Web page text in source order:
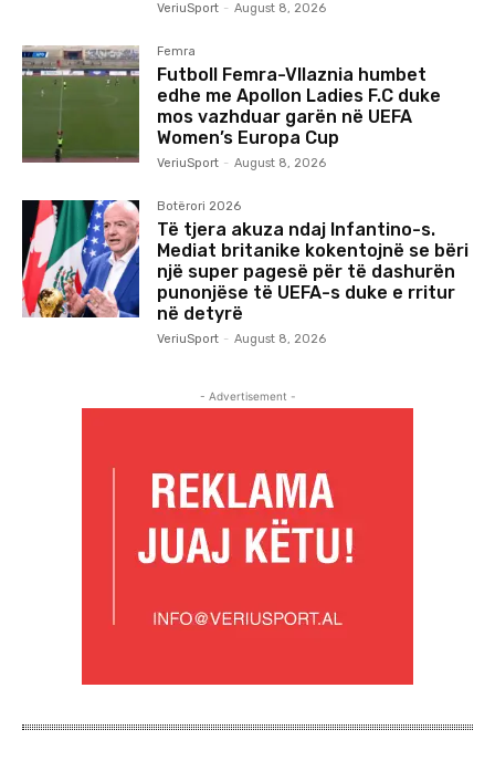
VeriuSport - August 8, 2026
Femra
Futboll Femra-Vllaznia humbet
edhe me Apollon Ladies F.C duke
mos vazhduar garën në UEFA
Women’s Europa Cup
VeriuSport - August 8, 2026
Botërori 2026
Të tjera akuza ndaj Infantino-s.
Mediat britanike kokentojnë se bëri
një super pagesë për të dashurën
punonjëse të UEFA-s duke e rritur
në detyrë
VeriuSport - August 8, 2026
- Advertisement -